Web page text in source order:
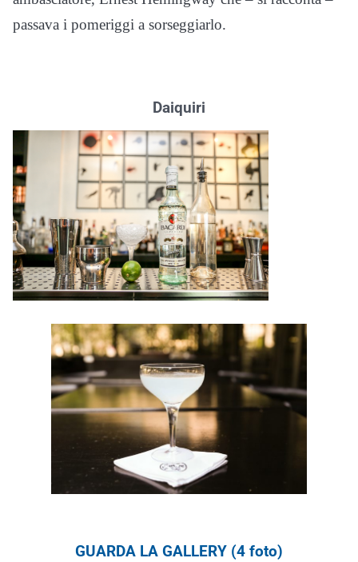
passava i pomeriggi a sorseggiarlo.
Daiquiri
GUARDA LA GALLERY (4 foto)